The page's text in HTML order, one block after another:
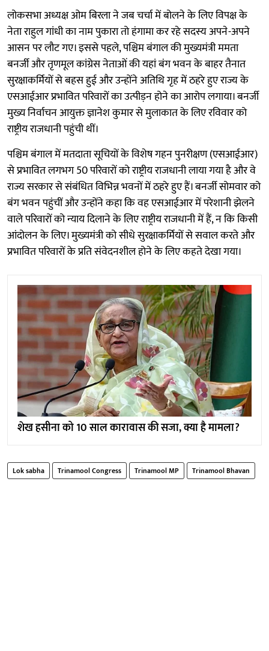
लोकसभा अध्यक्ष ओम बिरला ने जब चर्चा में बोलने के लिए विपक्ष के
नेता राहुल गांधी का नाम पुकारा तो हंगामा कर रहे सदस्य अपने-अपने
आसन पर लौट गए। इससे पहले, पश्चिम बंगाल की मुख्यमंत्री ममता
बनर्जी और तृणमूल कांग्रेस नेताओं की यहां बंग भवन के बाहर तैनात
सुरक्षाकर्मियों से बहस हुई और उन्होंने अतिथि गृह में ठहरे हुए राज्य के
एसआईआर प्रभावित परिवारों का उत्पीड़न होने का आरोप लगाया। बनर्जी
मुख्य निर्वाचन आयुक्त ज्ञानेश कुमार से मुलाकात के लिए रविवार को
राष्ट्रीय राजधानी पहुंची थीं।
पश्चिम बंगाल में मतदाता सूचियों के विशेष गहन पुनरीक्षण (एसआईआर)
से प्रभावित लगभग 50 परिवारों को राष्ट्रीय राजधानी लाया गया है और वे
राज्य सरकार से संबंधित विभिन्न भवनों में ठहरे हुए हैं। बनर्जी सोमवार को
बंग भवन पहुंचीं और उन्होंने कहा कि वह एसआईआर में परेशानी झेलने
वाले परिवारों को न्याय दिलाने के लिए राष्ट्रीय राजधानी में हैं, न कि किसी
आंदोलन के लिए। मुख्यमंत्री को सीधे सुरक्षाकर्मियों से सवाल करते और
प्रभावित परिवारों के प्रति संवेदनशील होने के लिए कहते देखा गया।
शेख हसीना को 10 साल कारावास की सजा, क्या है मामला?
Lok sabha Trinamool Congress Trinamool MP Trinamool Bhavan